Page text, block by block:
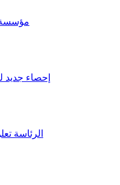
مؤسسة
إحصاء جديد
الرئاسة